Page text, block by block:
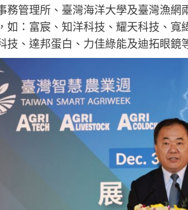
務管理所、臺灣海洋大學及臺灣漁網
如：富宸、知洋科技、耀天科技、
技、達邦蛋白、力佳綠能及迪拓眼鏡